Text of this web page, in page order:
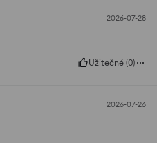
2026-07-28
Užitečné (0)
2026-07-26